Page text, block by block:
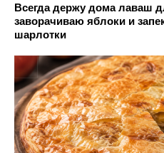
Всегда держу дома лаваш
заворачиваю яблоки и
шарлотки